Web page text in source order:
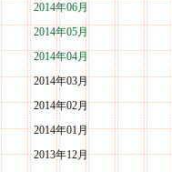
2014年06月
2014年05月
2014年04月
2014年03月
2014年02月
2014年01月
2013年12月